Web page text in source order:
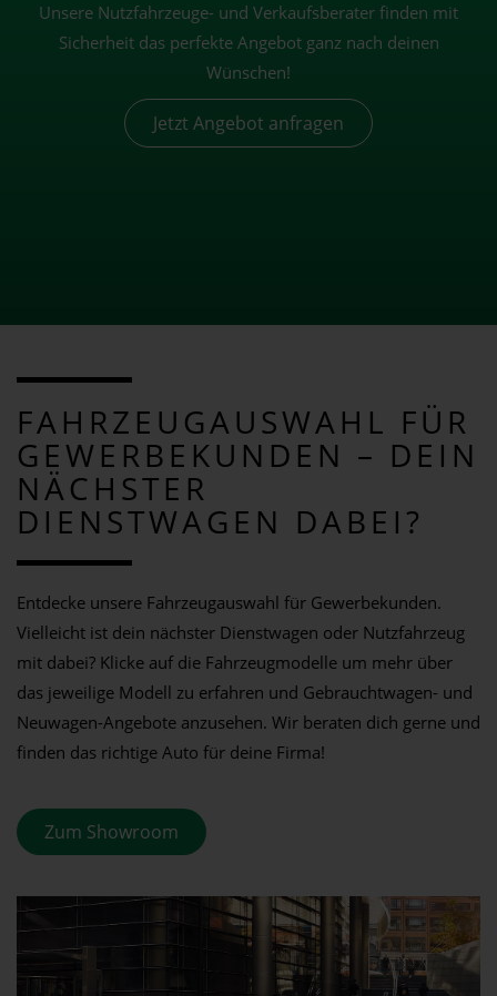
Unsere Nutzfahrzeuge- und Verkaufsberater finden mit
Sicherheit das perfekte Angebot ganz nach deinen
Wünschen!
Jetzt Angebot anfragen
FAHRZEUGAUSWAHL FÜR
GEWERBEKUNDEN – DEIN
NÄCHSTER
DIENSTWAGEN DABEI?
Entdecke unsere Fahrzeugauswahl für Gewerbekunden.
Vielleicht ist dein nächster Dienstwagen oder Nutzfahrzeug
mit dabei? Klicke auf die Fahrzeugmodelle um mehr über
das jeweilige Modell zu erfahren und Gebrauchtwagen- und
Neuwagen-Angebote anzusehen. Wir beraten dich gerne und
finden das richtige Auto für deine Firma!
Zum Showroom